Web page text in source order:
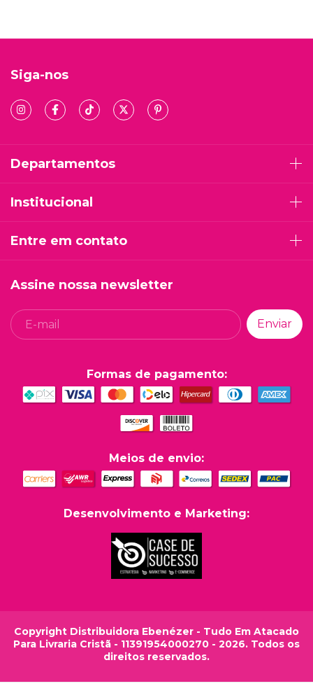
Siga-nos
Departamentos
Institucional
Entre em contato
Assine nossa newsletter
Formas de pagamento:
Meios de envio:
Desenvolvimento e Marketing:
Copyright Distribuidora Ebenézer - Tudo Em Atacado
Para Livraria Cristã - 11391954000270 - 2026. Todos os
direitos reservados.